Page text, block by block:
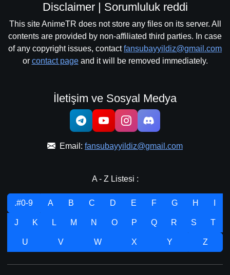
Disclaimer | Sorumluluk reddi
This site AnimeTR does not store any files on its server. All
contents are provided by non-affiliated third parties. In case
of any copyright issues, contactfansubayyildiz@gmail.com
or contact pageand it will be removed immediately.
İletişim ve Sosyal Medya
Email: fansubayyildiz@gmail.com
A - Z Listesi :
.#0-9 A B C D E F G H
J K L M N O P Q R S T
U V W X Y Z